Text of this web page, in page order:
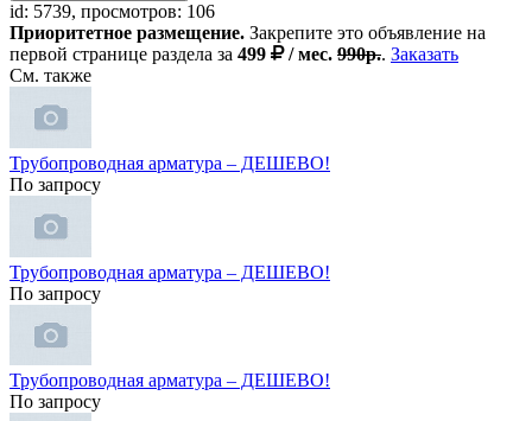
id: 5739, просмотров: 106
Приоритетное размещение. Закрепите это объявление на
первой странице раздела за 499 / мес. 990р.. Заказать
См. также
Трубопроводная арматура – ДЕШЕВО!
По запросу
Трубопроводная арматура – ДЕШЕВО!
По запросу
Трубопроводная арматура – ДЕШЕВО!
По запросу